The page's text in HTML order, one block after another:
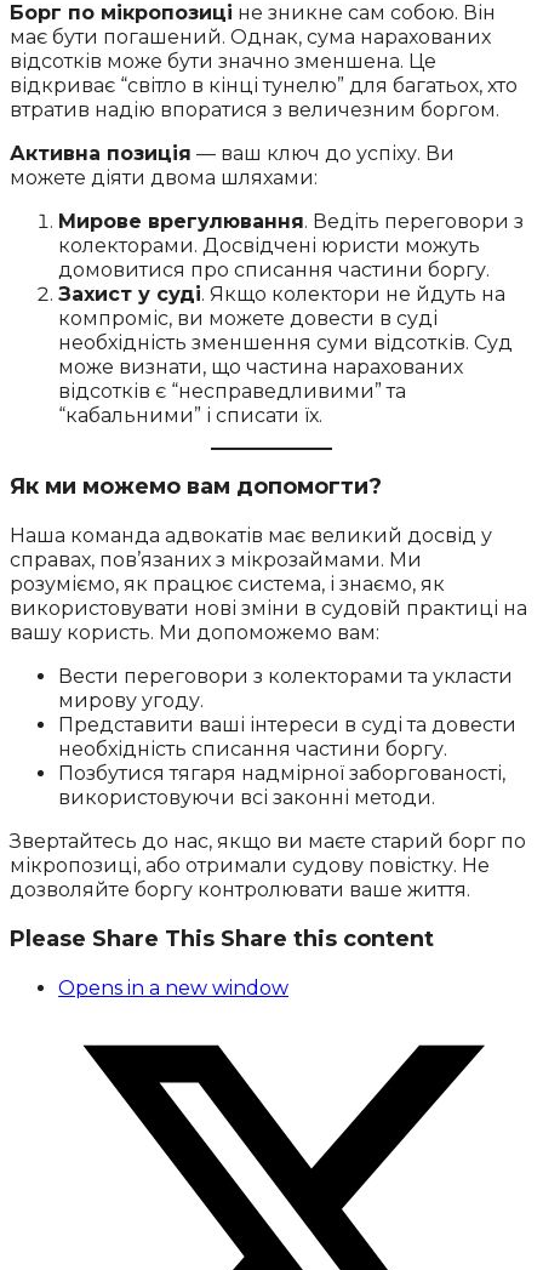
Борг по мікропозиці не зникне сам собою. Він
має бути погашений. Однак, сума нарахованих
відсотків може бути значно зменшена. Це
відкриває “світло в кінці тунелю” для багатьох, хто
втратив надію впоратися з величезним боргом.
Активна позиція — ваш ключ до успіху. Ви
можете діяти двома шляхами:
Мирове врегулювання. Ведіть переговори з
колекторами. Досвідчені юристи можуть
домовитися про списання частини боргу.
Захист у суді. Якщо колектори не йдуть на
компроміс, ви можете довести в суді
необхідність зменшення суми відсотків. Суд
може визнати, що частина нарахованих
відсотків є “несправедливими” та
“кабальними” і списати їх.
Як ми можемо вам допомогти?
Наша команда адвокатів має великий досвід у
справах, пов’язаних з мікрозаймами. Ми
розуміємо, як працює система, і знаємо, як
використовувати нові зміни в судовій практиці на
вашу користь. Ми допоможемо вам:
Вести переговори з колекторами та укласти
мирову угоду.
Представити ваші інтереси в суді та довести
необхідність списання частини боргу.
Позбутися тягаря надмірної заборгованості,
використовуючи всі законні методи.
Звертайтесь до нас, якщо ви маєте старий борг по
мікропозиці, або отримали судову повістку. Не
дозволяйте боргу контролювати ваше життя.
Please Share This Share this content
Opens in a new window